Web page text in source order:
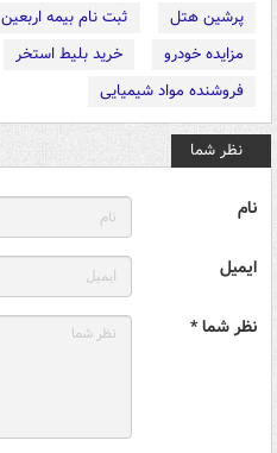
پرشین هتل
ثبت نام بیمه اربعین
مزایده خودرو
خرید بلیط استخر
فروشنده مواد شیمیایی
نظر شما
نام
ایمیل
نظر شما *